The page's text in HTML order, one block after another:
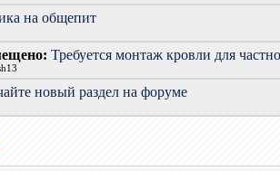
на общепит
Требуется монтаж кровли для
новый раздел на форуме